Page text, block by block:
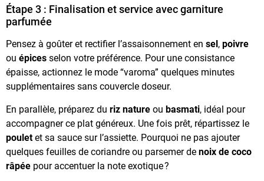
Étape 3 : Finalisation et service avec garniture
parfumée
Pensez à goûter et rectifier l’assaisonnement en sel , poivre
ou épices selon votre préférence. Pour une consistance
épaisse, actionnez le mode “varoma” quelques minutes
supplémentaires sans couvercle doseur.
En parallèle, préparez du riz nature ou basmati, idéal pour
accompagner ce plat généreux. Une fois prêt, répartissez le
pouletet sa sauce sur l’assiette. Pourquoi ne pas ajouter
quelques feuilles de coriandre ou parsemer de noix de coco
râpée pour accentuer la note exotique ?